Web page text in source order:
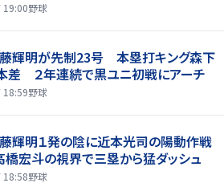
野球
藤輝明が先制23号 本塁打キング森下
差 ２年連続で黒ユニ初戦にアーチ
野球
藤輝明１発の陰に近本光司の陽動作戦
宏斗の視界で三塁から猛ダッシュ
野球